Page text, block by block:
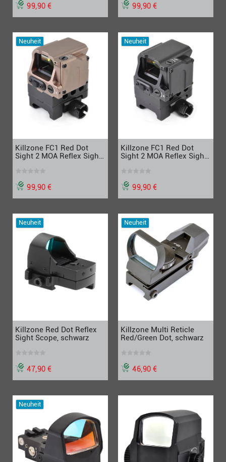
99,90 € 99,90 €
Neuheit
Killzone FC1 Red Dot
Sight 2 MOA Reflex Sight
99,90 €
Neuheit
Killzone FC1 Red Dot
Sight 2 MOA Reflex Sight
99,90 €
Neuheit
Killzone Red Dot Reflex
Sight Scope, schwarz
47,90 €
Neuheit
Killzone Multi Reticle
Red/Green Dot, schwarz
46,90 €
Neuheit